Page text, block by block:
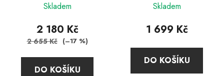
Skladem
2 180 Kč
2 655 Kč (–17 %)
DO KOŠÍKU
Skladem
1 699 Kč
DO KOŠÍKU